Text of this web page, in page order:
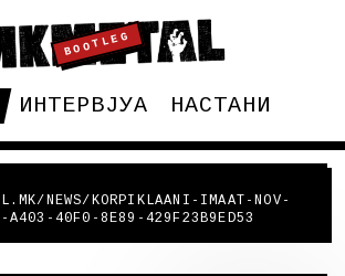
BOOTLEG
ИНТЕРВЈУА НАСТАНИ
NEWS/KORPIKLAANI-IMAAT-NOV-
A403-40F0-8E89-429F23B9ED53